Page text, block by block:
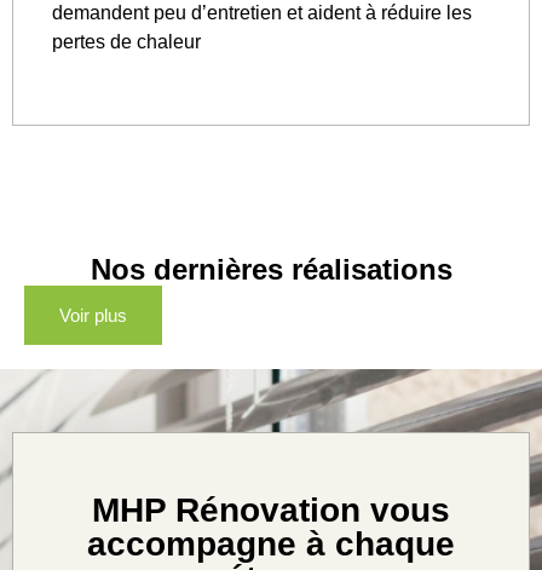
demandent peu d’entretien et aident à réduire les
pertes de chaleur
Nos dernières réalisations
Voir plus
MHP Rénovation vous
accompagne à chaque